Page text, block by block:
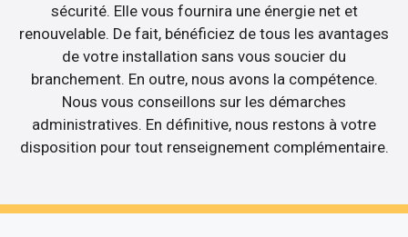
sécurité. Elle vous fournira une énergie net et
renouvelable. De fait, bénéficiez de tous les avantages
de votre installation sans vous soucier du
branchement. En outre, nous avons la compétence.
Nous vous conseillons sur les démarches
administratives. En définitive, nous restons à votre
disposition pour tout renseignement complémentaire.